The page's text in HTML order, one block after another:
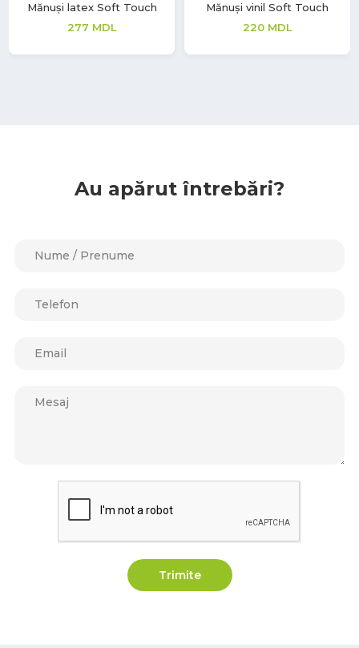
Mănuși latex Soft Touch
277 MDL
Mănuși vinil Soft Touch
220 MDL
Au apărut întrebări?
Trimite